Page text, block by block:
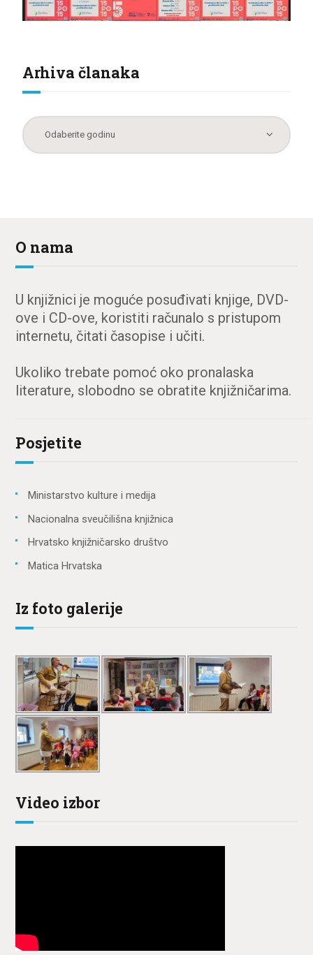
Arhiva članaka
O nama
U knjižnici je moguće posuđivati knjige, DVD-
ove i CD-ove, koristiti računalo s pristupom
internetu, čitati časopise i učiti.
Ukoliko trebate pomoć oko pronalaska
literature, slobodno se obratite knjižničarima.
Posjetite
Ministarstvo kulture i medija
Nacionalna sveučilišna knjižnica
Hrvatsko knjižničarsko društvo
Matica Hrvatska
Iz foto galerije
Video izbor